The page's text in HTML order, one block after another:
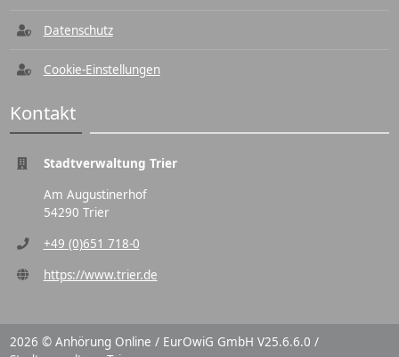
Datenschutz
Cookie-Einstellungen
Kontakt
Stadtverwaltung Trier
Am Augustinerhof
54290 Trier
+49 (0)651 718-0
https://www.trier.de
2026 © Anhörung Online / EurOwiG GmbH V25.6.6.0 /